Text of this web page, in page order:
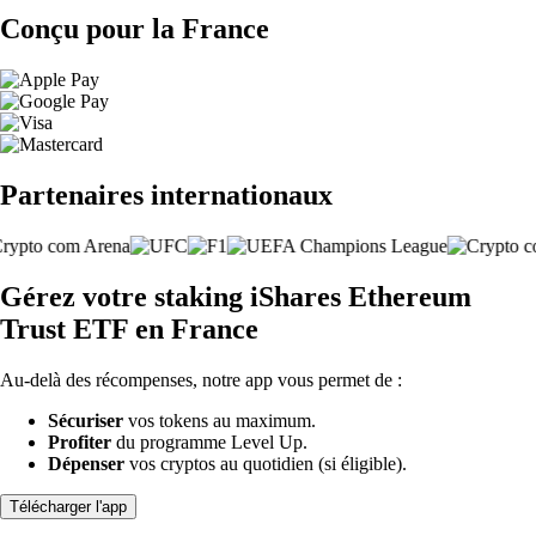
Conçu pour la France
Partenaires internationaux
Gérez votre staking iShares Ethereum
Trust ETF en France
Au-delà des récompenses, notre app vous permet de :
Sécuriser vos tokens au maximum.
Profiter du programme Level Up.
Dépenser vos cryptos au quotidien (si éligible).
Télécharger l'app